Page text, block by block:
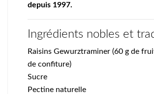
depuis 1997.
Ingrédients nobles et
Raisins Gewurztraminer (60 g de
de confiture)
Sucre
Pectine naturelle